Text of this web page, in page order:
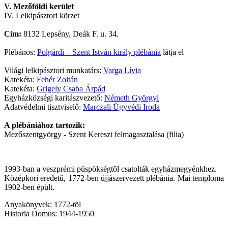
V. Mezőföldi kerület
IV. Lelkipásztori körzet
Cím: 8132 Lepsény, Deák F. u. 34.
Plébános: Polgárdi – Szent István király plébánia látja el
Világi lelkipásztori munkatárs: Varga Lívia
Katekéta: Fehér Zoltán
Katekéta: Grigely Csaba Árpád
Egyházközségi karitászvezető: Németh Györgyi
Adatvédelmi tisztviselő: Marczali Ügyvédi Iroda
A plébániához tartozik:
Mezőszentgyörgy - Szent Kereszt felmagasztalása (filia)
1993-ban a veszprémi püspökségtõl csatolták egyházmegyénkhez.
Középkori eredetû, 1772-ben újjászervezett plébánia. Mai temploma
1902-ben épült.
Anyakönyvek: 1772-tõl
Historia Domus: 1944-1950